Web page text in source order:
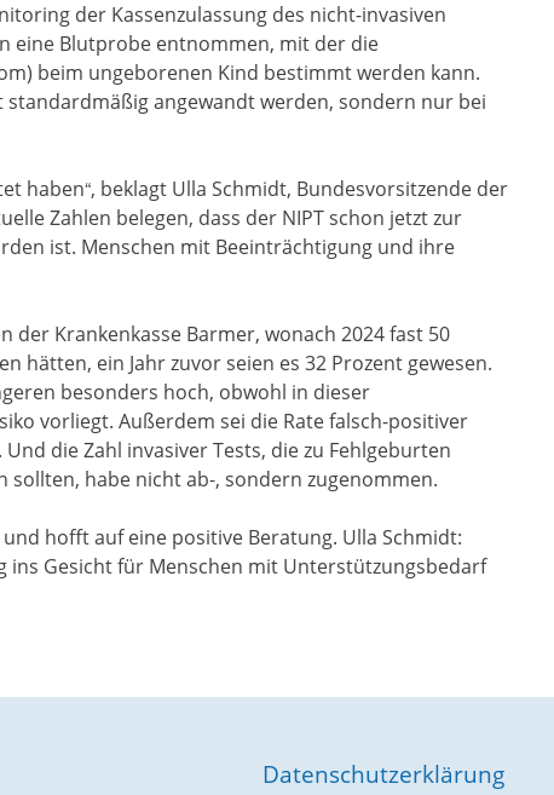
der Kassenzulassung des nicht-invasiven
eine Blutprobe entnommen, mit der die
beim ungeborenen Kind bestimmt werden kann.
standardmäßig angewandt werden, sondern nur bei
haben“, beklagt Ulla Schmidt, Bundesvorsitzende der
Zahlen belegen, dass der NIPT schon jetzt zur
ist. Menschen mit Beeinträchtigung und ihre
Krankenkasse Barmer, wonach 2024 fast 50
hätten, ein Jahr zuvor seien es 32 Prozent gewesen.
besonders hoch, obwohl in dieser
vorliegt. Außerdem sei die Rate falsch-positiver
die Zahl invasiver Tests, die zu Fehlgeburten
habe nicht ab-, sondern zugenommen.
hofft auf eine positive Beratung. Ulla Schmidt:
ins Gesicht für Menschen mit Unterstützungsbedarf
Datenschutzerklärung